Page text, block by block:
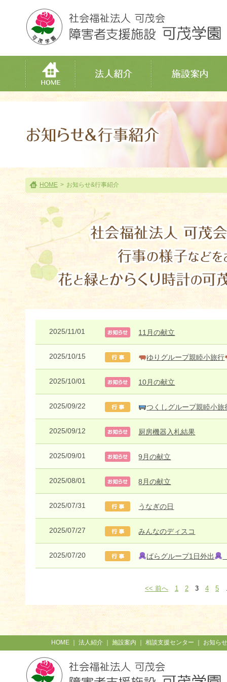
HOME > お知らせ&行事紹介
2025/11/01 11月の献立
2025/10/15 ゆりグループ親睦小旅行
2025/10/01 10月の献立
2025/09/22 つくしグループ親睦小旅
2025/09/12 厨房機器入札結果
2025/09/01 9月の献立
2025/08/01 8月の献立
2025/07/31 うなぎの日
2025/07/27 みんなのディスコ
2025/07/20 ばらグループ1日外出
<< 前へ 1 2 3 4 5
HOME 法人紹介 施設案内 相談支援センター お知ら